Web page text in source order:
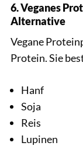
6. Veganes
Alternative
Vegane
Protein. Sie
Hanf
Soja
Reis
Lupinen